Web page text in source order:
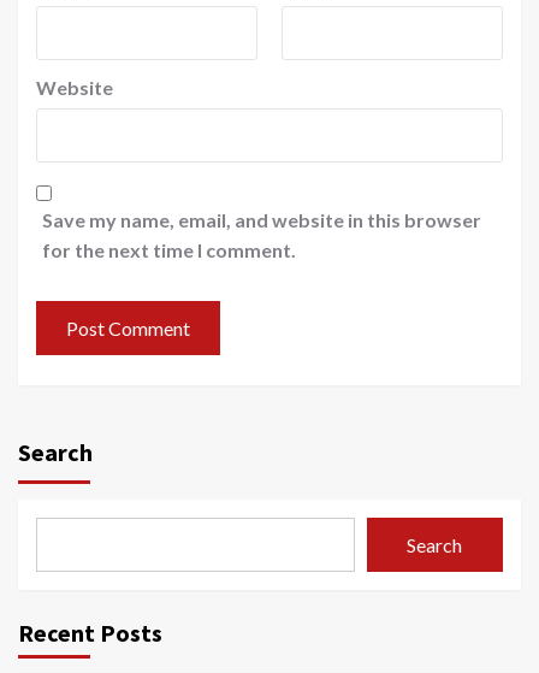
Website
Save my name, email, and website in this browser
for the next time I comment.
Search
Search
Recent Posts